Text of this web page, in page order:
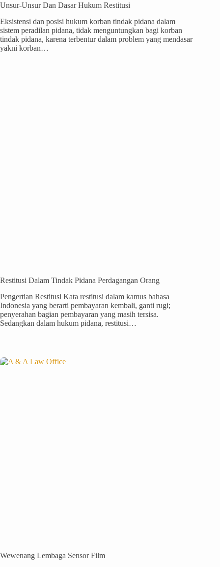
Unsur-Unsur Dan Dasar Hukum Restitusi
Eksistensi dan posisi hukum korban tindak pidana dalam
sistem peradilan pidana, tidak menguntungkan bagi korban
tindak pidana, karena terbentur dalam problem yang mendasar
yakni korban…
Restitusi Dalam Tindak Pidana Perdagangan Orang
Pengertian Restitusi Kata restitusi dalam kamus bahasa
Indonesia yang berarti pembayaran kembali, ganti rugi;
penyerahan bagian pembayaran yang masih tersisa.
Sedangkan dalam hukum pidana, restitusi…
Wewenang Lembaga Sensor Film